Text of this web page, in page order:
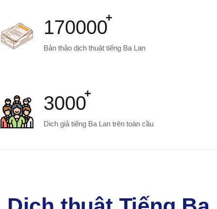
170000
Bản thảo dịch thuật tiếng Ba Lan
3000
Dich giả tiếng Ba Lan trên toàn cầu